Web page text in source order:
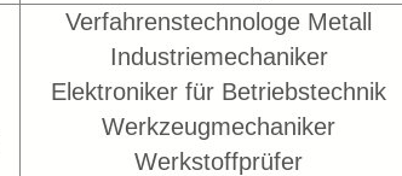
Verfahrenstechnologe Metall
Industriemechaniker
Elektroniker für Betriebstechnik
Werkzeugmechaniker
Werkstoffprüfer